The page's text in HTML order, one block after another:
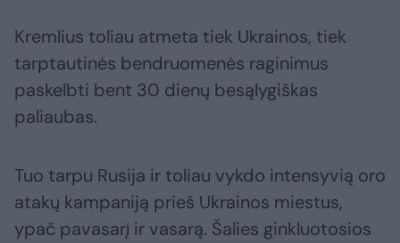
Kremlius toliau atmeta tiek Ukrainos, tiek
tarptautinės bendruomenės raginimus
paskelbti bent 30 dienų besąlygiškas
paliaubas.
Tuo tarpu Rusija ir toliau vykdo intensyvią oro
atakų kampaniją prieš Ukrainos miestus,
ypač pavasarį ir vasarą. Šalies ginkluotosios